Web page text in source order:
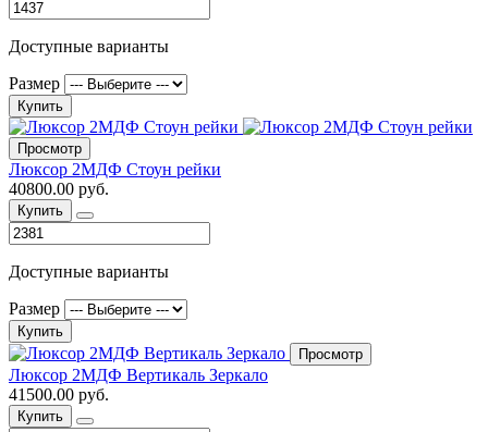
Доступные варианты
Размер
Купить
Просмотр
Люксор 2МДФ Стоун рейки
40800.00 руб.
Купить
Доступные варианты
Размер
Купить
Просмотр
Люксор 2МДФ Вертикаль Зеркало
41500.00 руб.
Купить